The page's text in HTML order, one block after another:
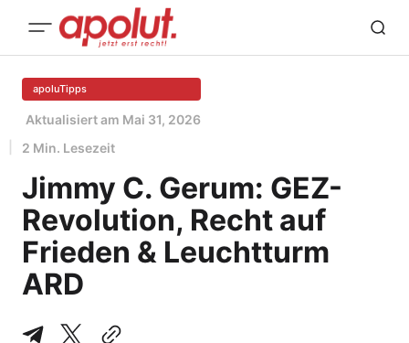
apoluTipps
Aktualisiert am Mai 31, 2026
2 Min. Lesezeit
Jimmy C. Gerum: GEZ-
Revolution, Recht auf
Frieden & Leuchtturm
ARD